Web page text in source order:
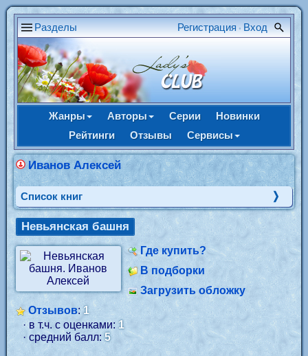
Разделы Регистрация • Вход
Жанры Авторы Серии
Новинки
Рейтинги
Отзывы Сервисы
Иванов Алексей
Cписок книг
Невьянская башня
Где купить?
В подборки
Загрузить обложку
Отзывов:1
· в т.ч. с оценками: 1
· средний балл:5